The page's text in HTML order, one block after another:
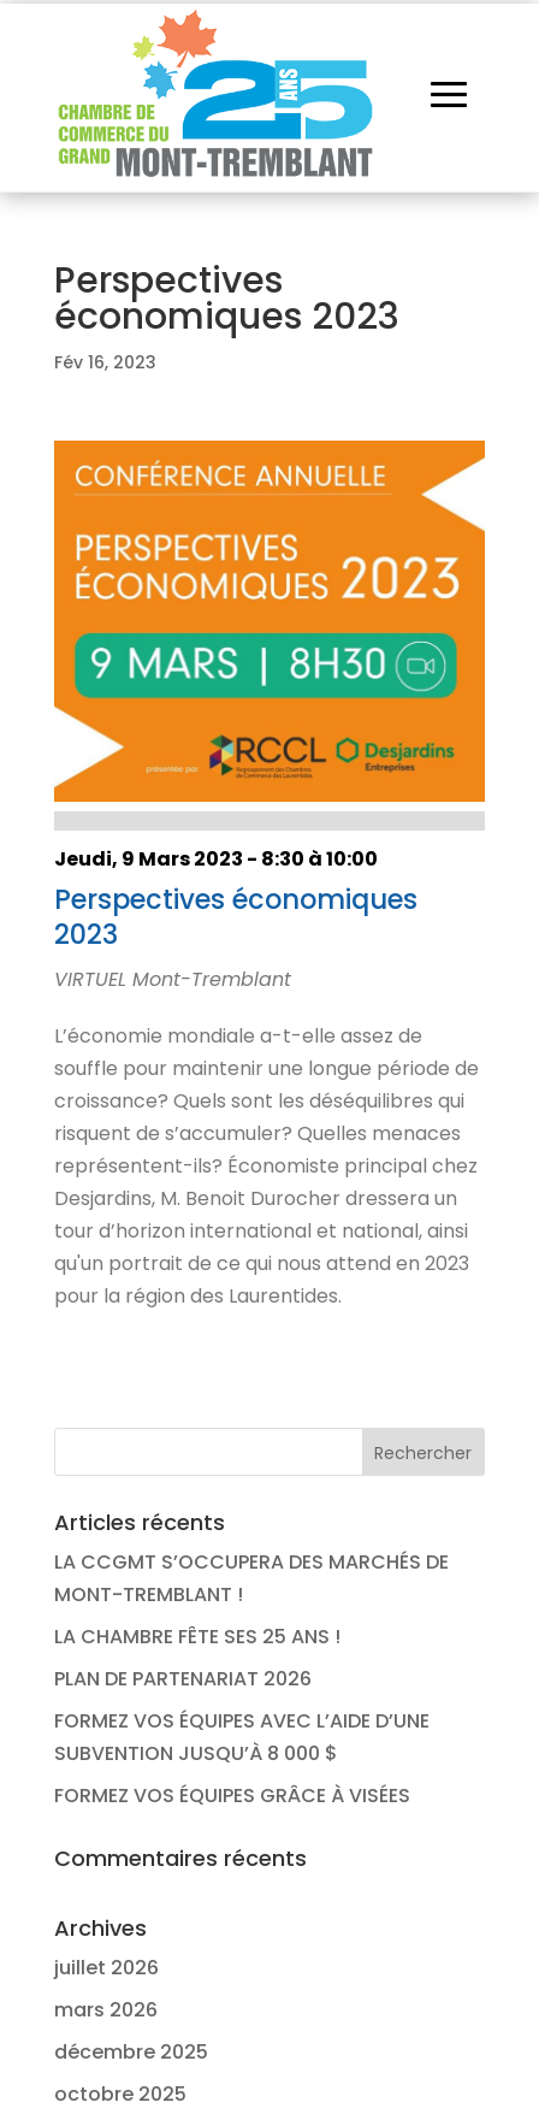
Perspectives
économiques 2023
Fév 16, 2023
Jeudi, 9 Mars 2023 - 8:30 à 10:00
Perspectives économiques
2023
VIRTUEL Mont-Tremblant
L’économie mondiale a-t-elle assez de
souffle pour maintenir une longue période de
croissance? Quels sont les déséquilibres qui
risquent de s’accumuler? Quelles menaces
représentent-ils? Économiste principal chez
Desjardins, M. Benoit Durocher dressera un
tour d’horizon international et national, ainsi
qu'un portrait de ce qui nous attend en 2023
pour la région des Laurentides.
Articles récents
LA CCGMT S’OCCUPERA DES MARCHÉS DE
MONT-TREMBLANT !
LA CHAMBRE FÊTE SES 25 ANS !
PLAN DE PARTENARIAT 2026
FORMEZ VOS ÉQUIPES AVEC L’AIDE D’UNE
SUBVENTION JUSQU’À 8 000 $
FORMEZ VOS ÉQUIPES GRÂCE À VISÉES
Commentaires récents
Archives
juillet 2026
mars 2026
décembre 2025
octobre 2025